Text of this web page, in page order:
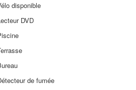
disponible
DVD
de fumée